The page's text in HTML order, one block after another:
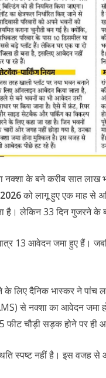
नक्शा के बने करीब सात
2026को लागू हुए एक माह से
है। लेकिन 33 दिन गुजरने के
13 आवेदन जमा हुए हैं।
लिए दैनिक भास्कर ने पांच
से नक्शा का आवेदन जमा
फीट चौड़ी सड़क होने पर ही
स्पष्ट नहीं है। इस वजह